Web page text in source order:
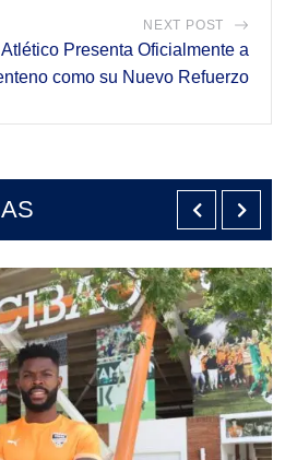
NEXT POST
Presenta Oficialmente a
como su Nuevo Refuerzo